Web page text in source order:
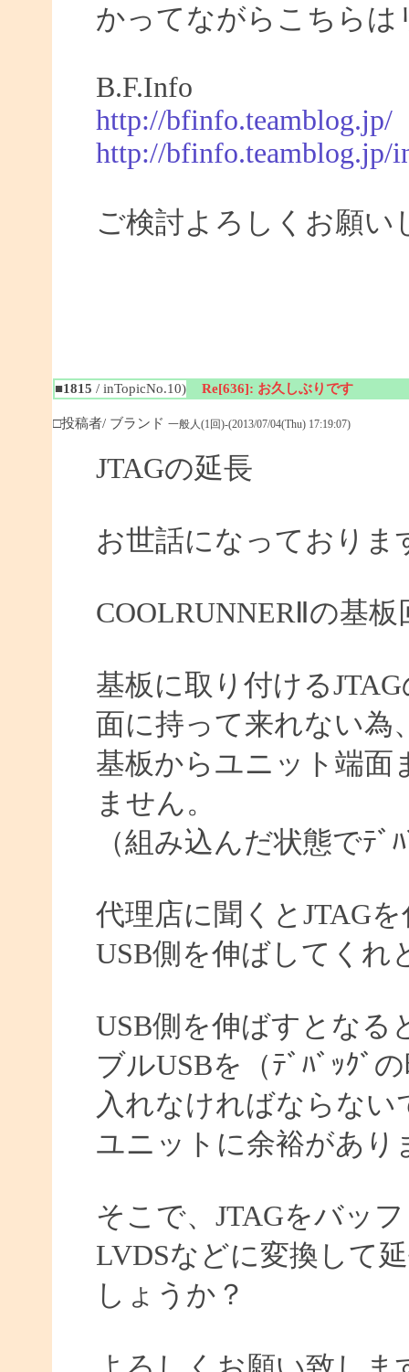
かってながらこちら
B.F.Info
http://bfinfo.teamblog.jp/
http://bfinfo.teamblog.jp/
ご検討よろしくお願い
■1815 / inTopicNo.10) Re[636]: お久しぶりです
□投稿者/ ブランド 一般人(1回)-(2013/07/04(Thu) 17:19:07)
JTAGの延長
お世話になっておりま
COOLRUNNERⅡの基
基板に取り付ける
面に持って来れない為
基板からユニット端面
ません。
（組み込んだ状態でﾃﾞ
代理店に聞くとJTAG
USB側を伸ばしてくれ
USB側を伸ばすとなる
ブルUSBを（ﾃﾞﾊﾞｯｸﾞ
入れなければならない
ユニットに余裕があり
そこで、JTAGをバッ
LVDSなどに変換して
しょうか？